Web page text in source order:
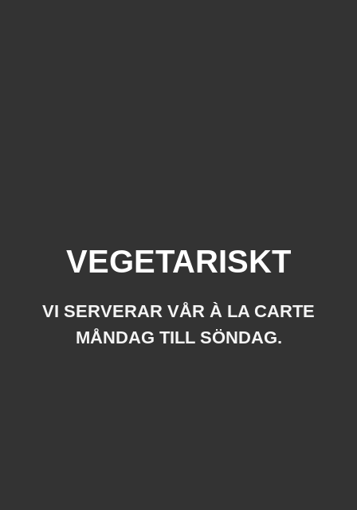
VEGETARISKT
VI SERVERAR VÅR À LA CARTE
MÅNDAG TILL SÖNDAG.